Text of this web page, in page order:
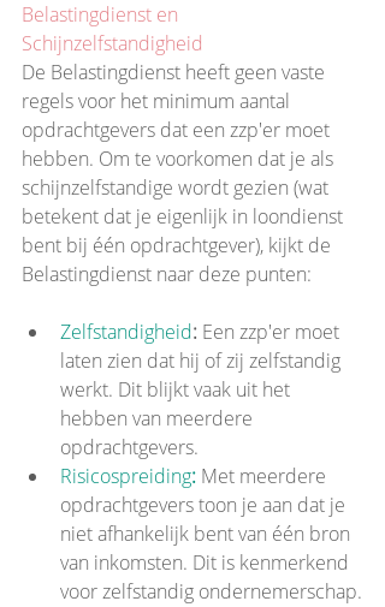
Belastingdienst en
Schijnzelfstandigheid
De Belastingdienst heeft geen vaste
regels voor het minimum aantal
opdrachtgevers dat een zzp'er moet
hebben. Om te voorkomen dat je als
schijnzelfstandige wordt gezien (wat
betekent dat je eigenlijk in loondienst
bent bij één opdrachtgever), kijkt de
Belastingdienst naar deze punten:
Zelfstandigheid: Een zzp'er moet
laten zien dat hij of zij zelfstandig
werkt. Dit blijkt vaak uit het
hebben van meerdere
opdrachtgevers.
Risicospreiding: Met meerdere
opdrachtgevers toon je aan dat je
niet afhankelijk bent van één bron
van inkomsten. Dit is kenmerkend
voor zelfstandig ondernemerschap.